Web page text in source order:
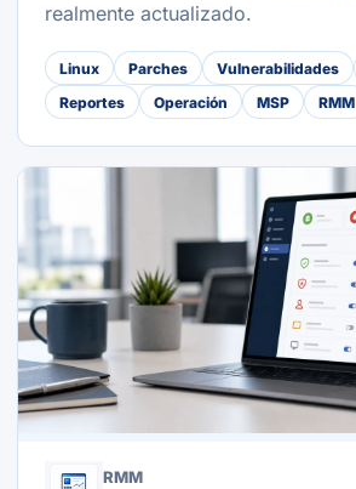
realmente actualizado.
Linux Parches Vulnerabilidades
Reportes
Operación MSP RMM
RMM